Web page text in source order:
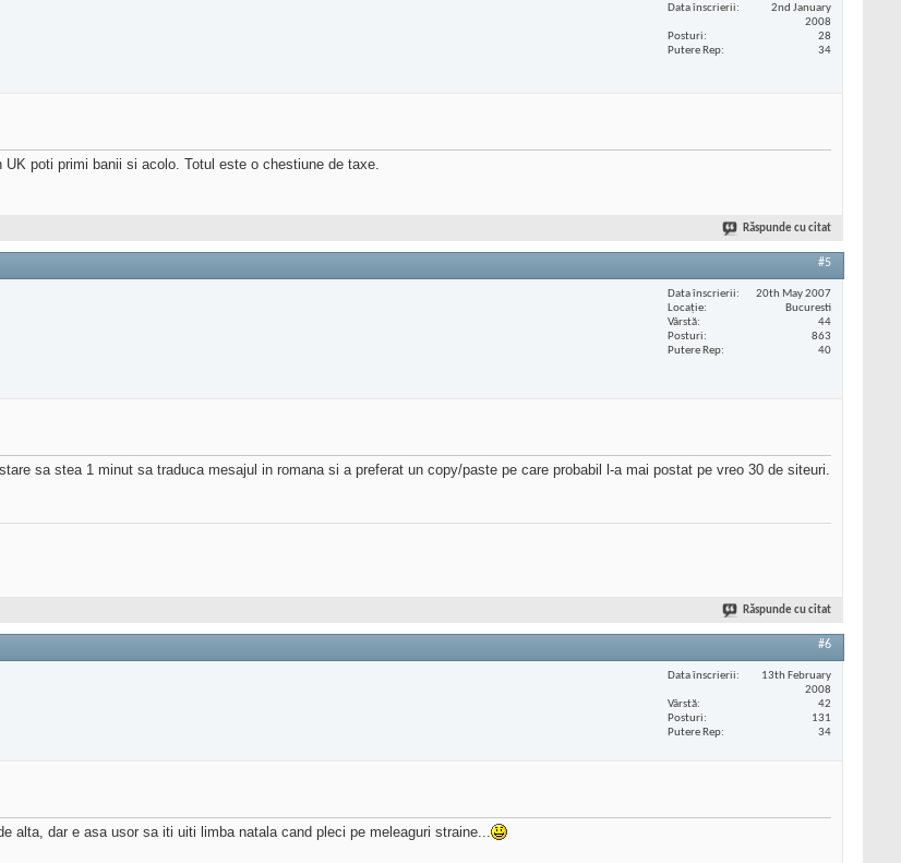
Data înscrierii
2nd January
2008
Posturi
28
Putere Rep
34
poti primi banii si acolo. Totul este o chestiune de taxe.
Răspunde cu citat
#5
Data înscrierii
20th May 2007
Locaţie
Bucuresti
Vârstă
44
Posturi
863
Putere Rep
40
sa stea 1 minut sa traduca mesajul in romana si a preferat un copy/paste pe care probabil l-a mai postat pe vreo 30 de siteuri.
Răspunde cu citat
#6
Data înscrierii
13th February
2008
Vârstă
42
Posturi
131
Putere Rep
34
alta, dar e asa usor sa iti uiti limba natala cand pleci pe meleaguri straine...